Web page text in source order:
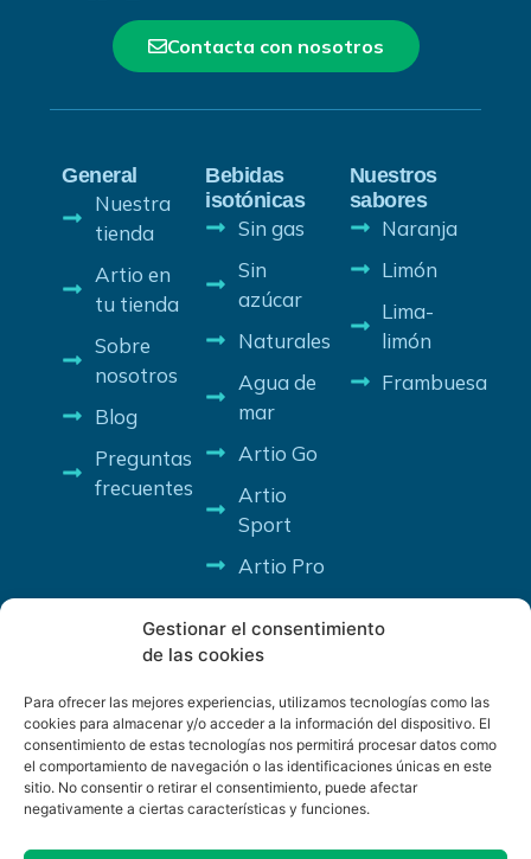
Gestionar el consentimiento
de las cookies
Para ofrecer las mejores experiencias, utilizamos tecnologías como las
cookies para almacenar y/o acceder a la información del dispositivo. El
consentimiento de estas tecnologías nos permitirá procesar datos como
el comportamiento de navegación o las identificaciones únicas en este
sitio. No consentir o retirar el consentimiento, puede afectar
negativamente a ciertas características y funciones.
Contacta con nosotros
General
Nuestra
tienda
Artio en
tu tienda
Sobre
nosotros
Blog
Preguntas
frecuentes
Bebidas
isotónicas
Sin gas
Sin
azúcar
Naturales
Agua de
mar
Artio Go
Artio
Sport
Artio Pro
Nuestros
sabores
Naranja
Limón
Lima-
limón
Frambuesa
PROGRAMA KIT DIGITAL COFINANCIADO POR LOS FONDOS
NEXT GENERATION (EU) DEL MECANISMO DE RECUPERACIÓN
Y RESILENCIA